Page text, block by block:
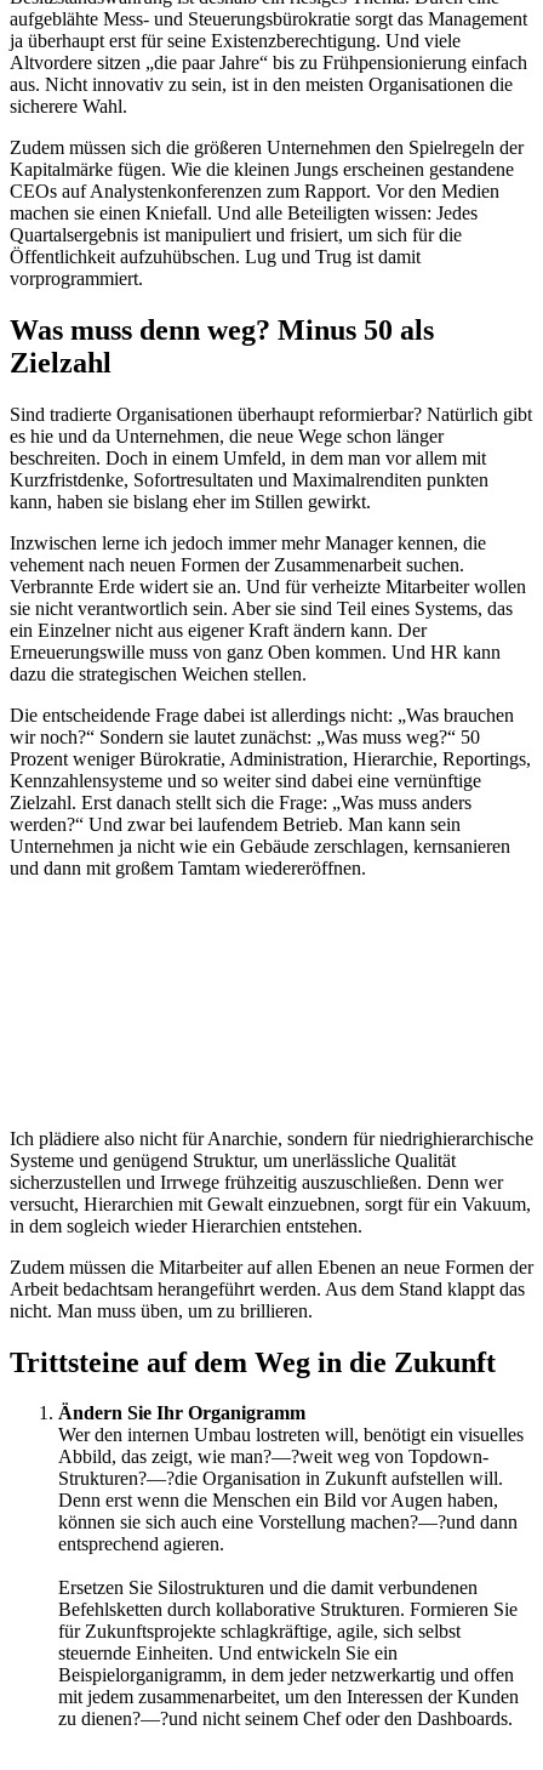
aufgeblähte Mess- und Steuerungsbürokratie sorgt das Management
ja überhaupt erst für seine Existenzberechtigung. Und viele
Altvordere sitzen „die paar Jahre“ bis zu Frühpensionierung einfach
aus. Nicht innovativ zu sein, ist in den meisten Organisationen die
sicherere Wahl.
Zudem müssen sich die größeren Unternehmen den Spielregeln der
Kapitalmärke fügen. Wie die kleinen Jungs erscheinen gestandene
CEOs auf Analystenkonferenzen zum Rapport. Vor den Medien
machen sie einen Kniefall. Und alle Beteiligten wissen: Jedes
Quartalsergebnis ist manipuliert und frisiert, um sich für die
Öffentlichkeit aufzuhübschen. Lug und Trug ist damit
vorprogrammiert.
Was muss denn weg? Minus 50 als
Zielzahl
Sind tradierte Organisationen überhaupt reformierbar? Natürlich gibt
es hie und da Unternehmen, die neue Wege schon länger
beschreiten. Doch in einem Umfeld, in dem man vor allem mit
Kurzfristdenke, Sofortresultaten und Maximalrenditen punkten
kann, haben sie bislang eher im Stillen gewirkt.
Inzwischen lerne ich jedoch immer mehr Manager kennen, die
vehement nach neuen Formen der Zusammenarbeit suchen.
Verbrannte Erde widert sie an. Und für verheizte Mitarbeiter wollen
sie nicht verantwortlich sein. Aber sie sind Teil eines Systems, das
ein Einzelner nicht aus eigener Kraft ändern kann. Der
Erneuerungswille muss von ganz Oben kommen. Und HR kann
dazu die strategischen Weichen stellen.
Die entscheidende Frage dabei ist allerdings nicht: „Was brauchen
wir noch?“ Sondern sie lautet zunächst: „Was muss weg?“ 50
Prozent weniger Bürokratie, Administration, Hierarchie, Reportings,
Kennzahlensysteme und so weiter sind dabei eine vernünftige
Zielzahl. Erst danach stellt sich die Frage: „Was muss anders
werden?“ Und zwar bei laufendem Betrieb. Man kann sein
Unternehmen ja nicht wie ein Gebäude zerschlagen, kernsanieren
und dann mit großem Tamtam wiedereröffnen.
Ich plädiere also nicht für Anarchie, sondern für niedrighierarchische
Systeme und genügend Struktur, um unerlässliche Qualität
sicherzustellen und Irrwege frühzeitig auszuschließen. Denn wer
versucht, Hierarchien mit Gewalt einzuebnen, sorgt für ein Vakuum,
in dem sogleich wieder Hierarchien entstehen.
Zudem müssen die Mitarbeiter auf allen Ebenen an neue Formen der
Arbeit bedachtsam herangeführt werden. Aus dem Stand klappt das
nicht. Man muss üben, um zu brillieren.
Trittsteine auf dem Weg in die Zukunft
Ändern Sie Ihr Organigramm
Wer den internen Umbau lostreten will, benötigt ein visuelles
Abbild, das zeigt, wie man?—?weit weg von Topdown-
Strukturen?—?die Organisation in Zukunft aufstellen will.
Denn erst wenn die Menschen ein Bild vor Augen haben,
können sie sich auch eine Vorstellung machen?—?und dann
entsprechend agieren.
Ersetzen Sie Silostrukturen und die damit verbundenen
Befehlsketten durch kollaborative Strukturen. Formieren Sie
für Zukunftsprojekte schlagkräftige, agile, sich selbst
steuernde Einheiten. Und entwickeln Sie ein
Beispielorganigramm, in dem jeder netzwerkartig und offen
mit jedem zusammenarbeitet, um den Interessen der Kunden
zu dienen?—?und nicht seinem Chef oder den Dashboards.